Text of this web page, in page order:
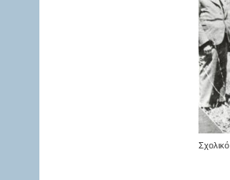
Σχολικό